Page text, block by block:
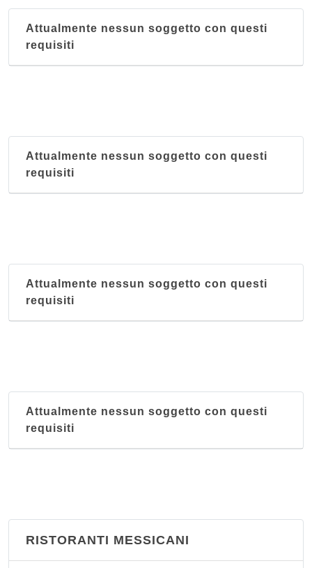
Attualmente nessun soggetto con questi
requisiti
Attualmente nessun soggetto con questi
requisiti
Attualmente nessun soggetto con questi
requisiti
Attualmente nessun soggetto con questi
requisiti
RISTORANTI MESSICANI